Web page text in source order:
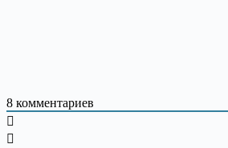
8 комментариев